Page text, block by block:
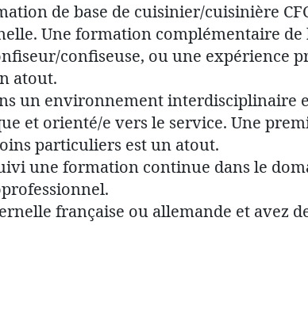
de base de cuisinier/cuisinière
Une formation complémentaire
confiseuse, ou une expérience
atout.
un environnement interdisciplinaire
et orienté/e vers le service. Une
particuliers est un atout.
une formation continue dans le
française ou allemande et avez